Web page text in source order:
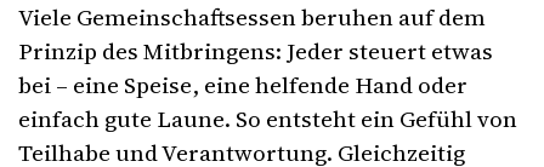
Viele Gemeinschaftsessen beruhen auf dem
Prinzip des Mitbringens: Jeder steuert etwas
bei – eine Speise, eine helfende Hand oder
einfach gute Laune. So entsteht ein Gefühl von
Teilhabe und Verantwortung. Gleichzeitig